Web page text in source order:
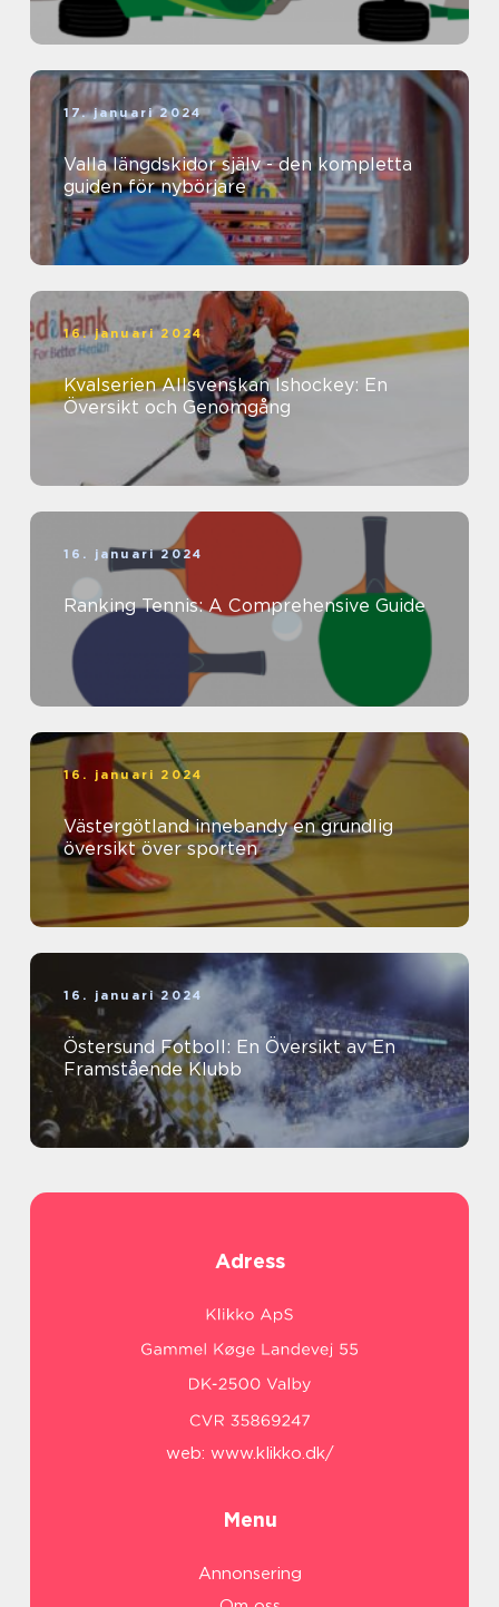
17. januari 2024
Valla längdskidor själv - den kompletta
guiden för nybörjare
16. januari 2024
Kvalserien Allsvenskan Ishockey: En
Översikt och Genomgång
16. januari 2024
Ranking Tennis: A Comprehensive Guide
16. januari 2024
Västergötland innebandy en grundlig
översikt över sporten
16. januari 2024
Östersund Fotboll: En Översikt av En
Framstående Klubb
Adress
web: www.klikko.dk/
Menu
Annonsering